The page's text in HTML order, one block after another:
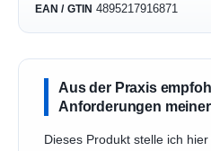
EAN / GTIN 4895217916871
Aus der Praxis
Anforderungen
Dieses Produkt stelle ich